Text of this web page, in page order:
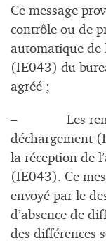
Ce message
contrôle ou de
automatique de
(IE043) du
agréé ;
– Les
déchargement
la réception de
(IE043). Ce
envoyé par le
d’absence de
des différences